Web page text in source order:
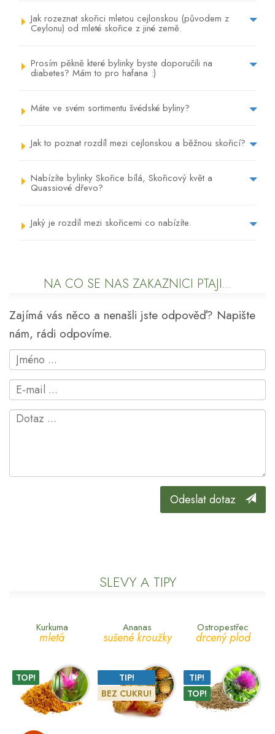
Jak rozeznat skořici mletou cejlonskou (původem z
Ceylonu) od mleté skořice z jiné země.
Prosím pěkně které bylinky byste doporučili na
diabetes? Mám to pro hafana :)
Máte ve svém sortimentu švédské byliny?
Jak to poznat rozdíl mezi cejlonskou a běžnou skořicí?
Nabízíte bylinky Skořice bílá, Skořicový květ a
Quassiové dřevo?
Jaký je rozdíl mezi skořicemi co nabízíte.
NA CO SE NÁS ZÁKAZNÍCI PTAJÍ...
Zajímá vás něco a nenašli jste odpověď? Napište
nám, rádi odpovíme.
Odeslat dotaz
SLEVY A TIPY
Kurkuma
mletá
TOP!
Ananas
sušené kroužky
TIP!
BEZ CUKRU!
Ostropestřec
drcený plod
TIP!
TOP!